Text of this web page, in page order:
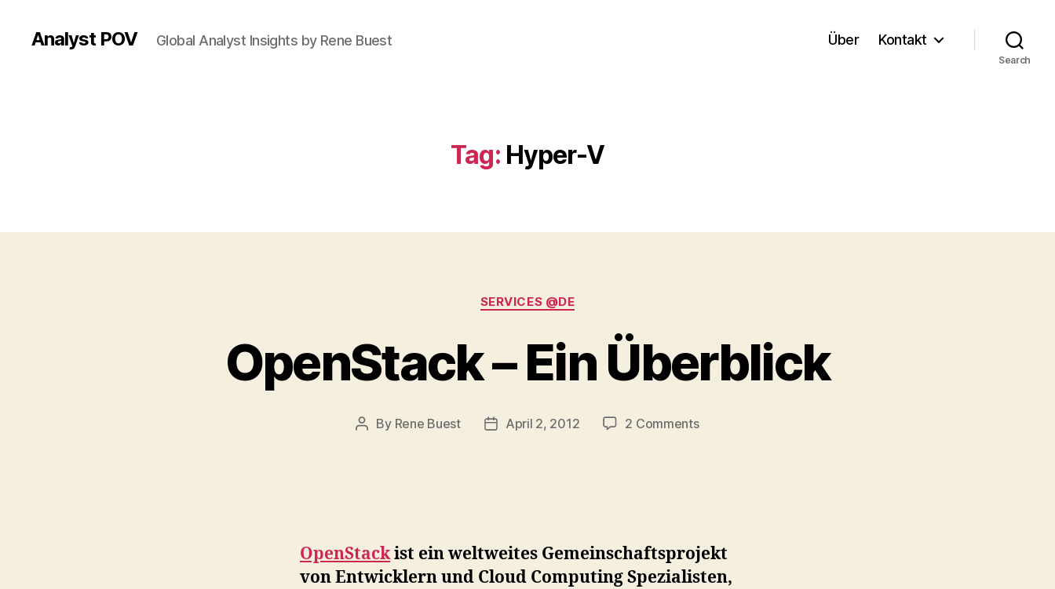
Analyst POV Global Analyst Insights by Rene Buest Über Kontakt
Search
Tag: Hyper-V
Categories
SERVICES @DE
OpenStack – Ein Überblick
Post
By Rene Buest
PostApril 2, 2012 2 Commentson
OpenStackist ein weltweites Gemeinschaftsprojekt
von Entwicklern und Cloud Computing Spezialisten,